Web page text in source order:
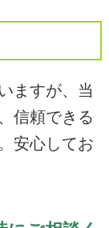
ますが、当
信頼できる
安心してお